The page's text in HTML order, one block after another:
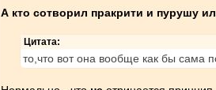
А кто сотворил пракрити и пурушу
Цитата:
то,что вот она вообще как бы сама